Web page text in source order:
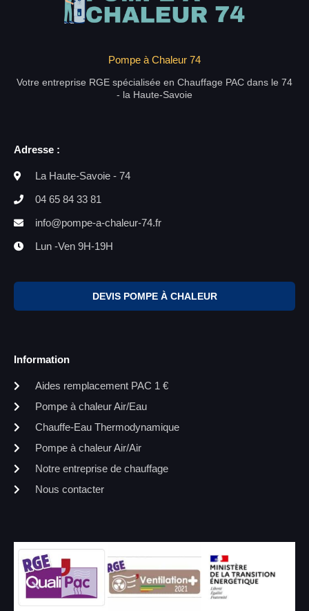
Pompe à Chaleur 74
Votre entreprise RGE spécialisée en Chauffage PAC dans le 74
- la Haute-Savoie
Adresse :
La Haute-Savoie - 74
04 65 84 33 81
info@pompe-a-chaleur-74.fr
Lun -Ven 9H-19H
DEVIS POMPE À CHALEUR
Information
Aides remplacement PAC 1 €
Pompe à chaleur Air/Eau
Chauffe-Eau Thermodynamique
Pompe à chaleur Air/Air
Notre entreprise de chauffage
Nous contacter